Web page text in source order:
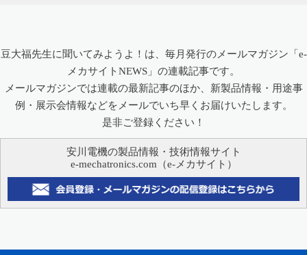
豆大福先生に聞いてみようよ！は、毎月発行のメールマガジン「e-
メカサイトNEWS」の連載記事です。
メールマガジンでは連載の最新記事のほか、新製品情報・用途事
例・展示会情報などをメールでいち早くお届けいたします。
是非ご登録ください！
安川電機の製品情報・技術情報サイト
e-mechatronics.com（e-メカサイト）